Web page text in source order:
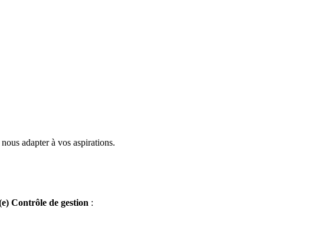
adapter à vos aspirations.
Contrôle de gestion :